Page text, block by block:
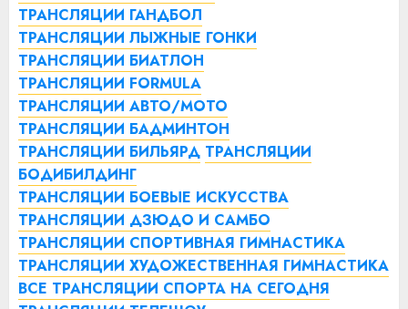
ТРАНСЛЯЦИИ ГАНДБОЛ
ТРАНСЛЯЦИИ ЛЫЖНЫЕ ГОНКИ
ТРАНСЛЯЦИИ БИАТЛОН
ТРАНСЛЯЦИИ FORMULA
ТРАНСЛЯЦИИ АВТО/МОТО
ТРАНСЛЯЦИИ БАДМИНТОН
ТРАНСЛЯЦИИ БИЛЬЯРД ТРАНСЛЯЦИИ
БОДИБИЛДИНГ
ТРАНСЛЯЦИИ БОЕВЫЕ ИСКУССТВА
ТРАНСЛЯЦИИ ДЗЮДО И САМБО
ТРАНСЛЯЦИИ СПОРТИВНАЯ ГИМНАСТИКА
ТРАНСЛЯЦИИ ХУДОЖЕСТВЕННАЯ ГИМНАСТИКА
ВСЕ ТРАНСЛЯЦИИ СПОРТА НА СЕГОДНЯ